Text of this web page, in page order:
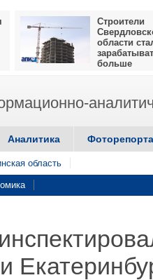
Строители
области
больше
Аналитика
область